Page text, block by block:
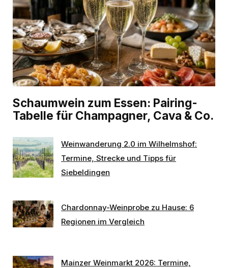
Schaumwein zum Essen: Pairing-
Tabelle für Champagner, Cava & Co.
Weinwanderung 2.0 im Wilhelmshof:
Termine, Strecke und Tipps für
Siebeldingen
Chardonnay-Weinprobe zu Hause: 6
Regionen im Vergleich
Mainzer Weinmarkt 2026: Termine,